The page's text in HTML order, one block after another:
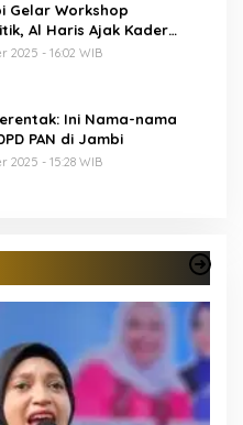
Gelar Workshop
Al Haris Ajak Kader
Jelang Pemilu 2029
2025 - 16:02 WIB
Ini Nama-nama
PAN di Jambi
2025 - 15:28 WIB